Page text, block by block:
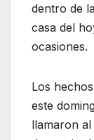
dentro de
casa del
ocasiones.
Los
este
llamaron al